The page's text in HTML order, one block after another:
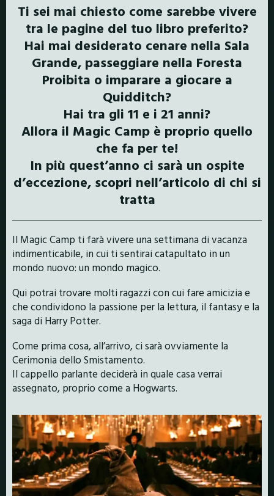
Ti sei mai chiesto come sarebbe vivere
tra le pagine del tuo libro preferito?
Hai mai desiderato cenare nella Sala
Grande, passeggiare nella Foresta
Proibita o imparare a giocare a
Quidditch?
Hai tra gli 11 e i 21 anni?
Allora il Magic Camp è proprio quello
che fa per te!
In più quest’anno ci sarà un ospite
d’eccezione, scopri nell’articolo di chi si
tratta
Il Magic Camp ti farà vivere una settimana di vacanza
indimenticabile, in cui ti sentirai catapultato in un
mondo nuovo: un mondo magico.
Qui potrai trovare molti ragazzi con cui fare amicizia e
che condividono la passione per la lettura, il fantasy e la
saga di Harry Potter.
Come prima cosa, all’arrivo, ci sarà ovviamente la
Cerimonia dello Smistamento.
Il cappello parlante deciderà in quale casa verrai
assegnato, proprio come a Hogwarts.